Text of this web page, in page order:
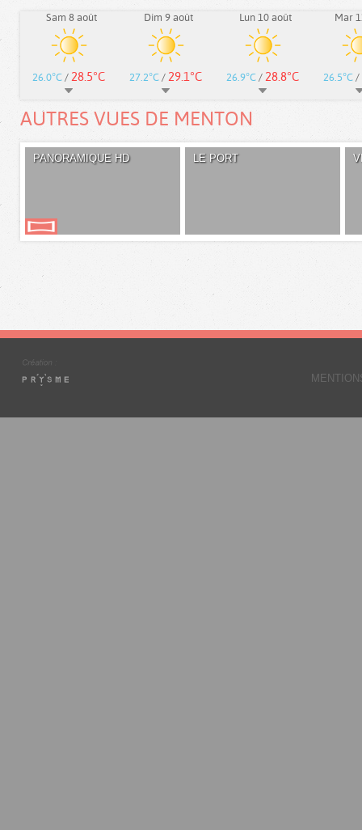
Sam 8 août
26.0°C / 28.5°C
Dim 9 août
27.2°C / 29.1°C
Lun 10 août
26.9°C / 28.8°C
Mar
26.5°C /
AUTRES VUES DE MENTON
PANORAMIQUE HD LE PORT